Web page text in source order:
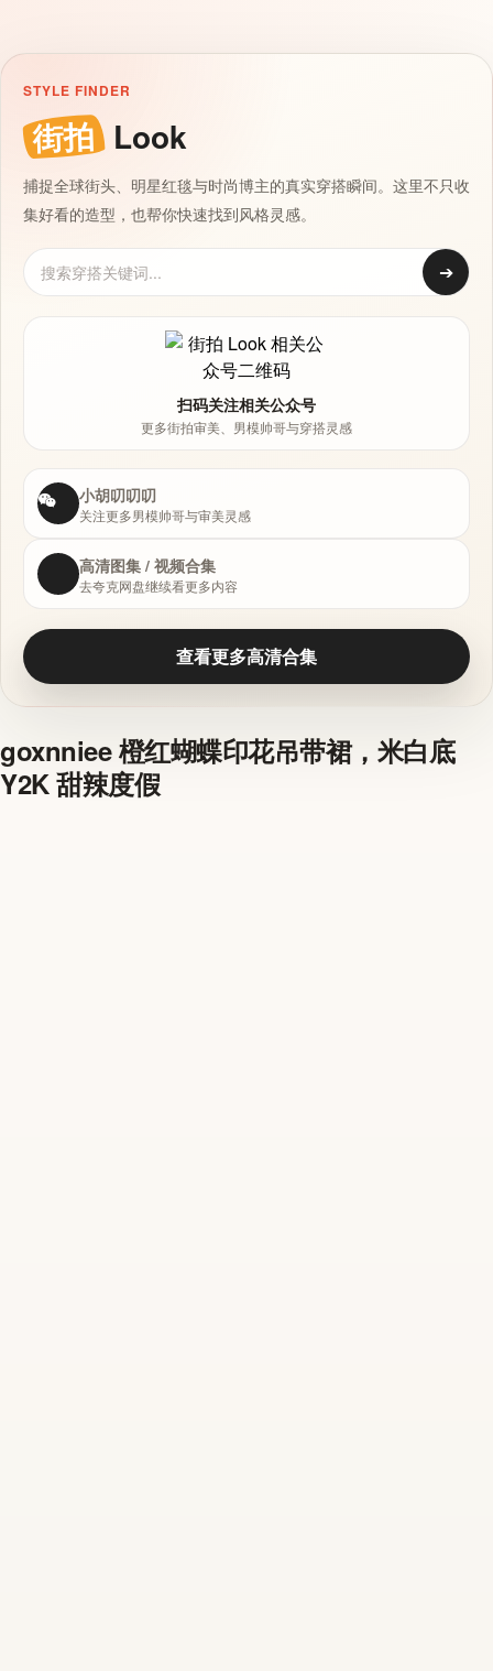
STYLE FINDER
街拍 Look
捕捉全球街头、明星红毯与时尚博主的真实穿搭瞬间。这里不只收
集好看的造型，也帮你快速找到风格灵感。
➔
扫码关注相关公众号
更多街拍审美、男模帅哥与穿搭灵感
小胡叨叨叨
关注更多男模帅哥与审美灵感
高清图集 / 视频合集
去夸克网盘继续看更多内容
查看更多高清合集
goxnniee 橙红蝴蝶印花吊带裙，米白底
Y2K 甜辣度假